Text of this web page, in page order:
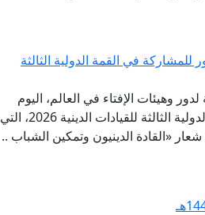
للمشاركة في القمة الدولية الثالثة
وهيئات الإفتاء في العالم، اليوم
الخميس إلى العاصمة الماليزية كوالالمبور؛ للمشاركة في أعمال القمة الدولية الثالثة للقيادات الدينية 2026، التي
شعار «القادة الدينيون وتمكين الشباب ..